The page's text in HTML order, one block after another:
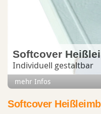
Softcover
Individuell gestaltbar
mehr Infos
Softcover